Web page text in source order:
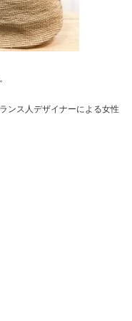
ンス人デザイナーによる女性